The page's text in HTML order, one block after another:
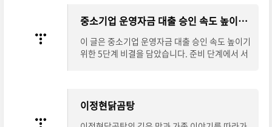
중소기업 운영자금 대출 승인 속도 높이기 5단계 비결
이 글은 중소기업 운영자금 대출 승인 속도 높이기
위한 5단계 비결을 담았습니다. 준비 단계에서 서
이정현닭곰탕